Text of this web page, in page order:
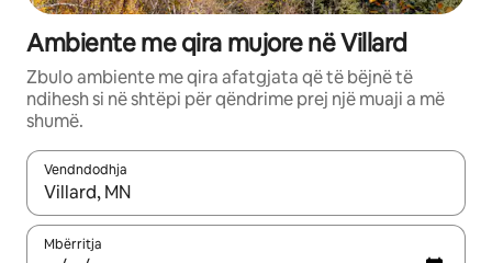
Ambiente me qira mujore në Villard
Zbulo ambiente me qira afatgjata që të bëjnë të
ndihesh si në shtëpi për qëndrime prej një muaji a më
shumë.
Vendndodhja
Kur rezultatet të jenë të disponueshme, lëviz me butonat e
Mbërritja